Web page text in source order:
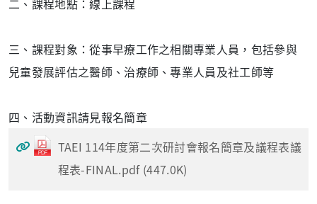
二、課程地點：線上課程
三、課程對象：從事早療工作之相關專業人員，包括參與
兒童發展評估之醫師、治療師、專業人員及社工師等
四、活動資訊請見報名簡章
TAEI 114年度第二次研討會報名簡章及議程表議
程表-FINAL.pdf (447.0K)